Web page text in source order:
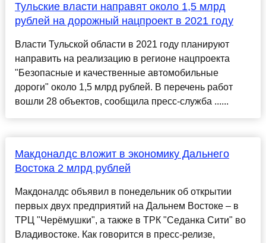
Тульские власти направят около 1,5 млрд
рублей на дорожный нацпроект в 2021 году
Власти Тульской области в 2021 году планируют
направить на реализацию в регионе нацпроекта
"Безопасные и качественные автомобильные
дороги" около 1,5 млрд рублей. В перечень работ
вошли 28 объектов, сообщила пресс-служба ......
Макдоналдс вложит в экономику Дальнего
Востока 2 млрд рублей
Макдоналдс объявил в понедельник об открытии
первых двух предприятий на Дальнем Востоке – в
ТРЦ "Черёмушки", а также в ТРК "Седанка Сити" во
Владивостоке. Как говорится в пресс-релизе,